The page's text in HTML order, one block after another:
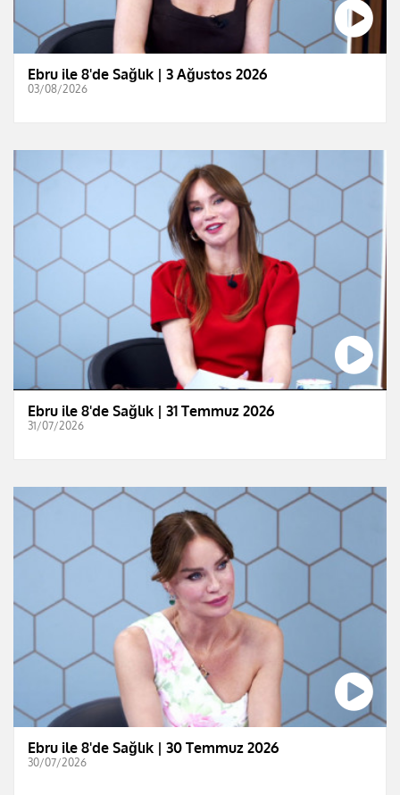
Ebru ile 8'de Sağlık | 3 Ağustos 2026
03/08/2026
Ebru ile 8'de Sağlık | 31 Temmuz 2026
31/07/2026
Ebru ile 8'de Sağlık | 30 Temmuz 2026
30/07/2026